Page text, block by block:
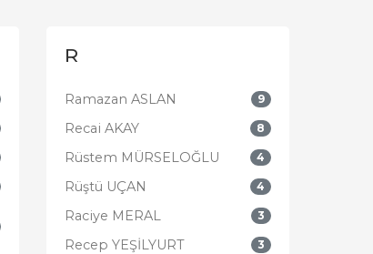
R
Ramazan ASLAN 9
Recai AKAY 8
Rüstem MÜRSELOĞLU 4
Rüştü UÇAN 4
Raciye MERAL 3
Recep YEŞİLYURT 3